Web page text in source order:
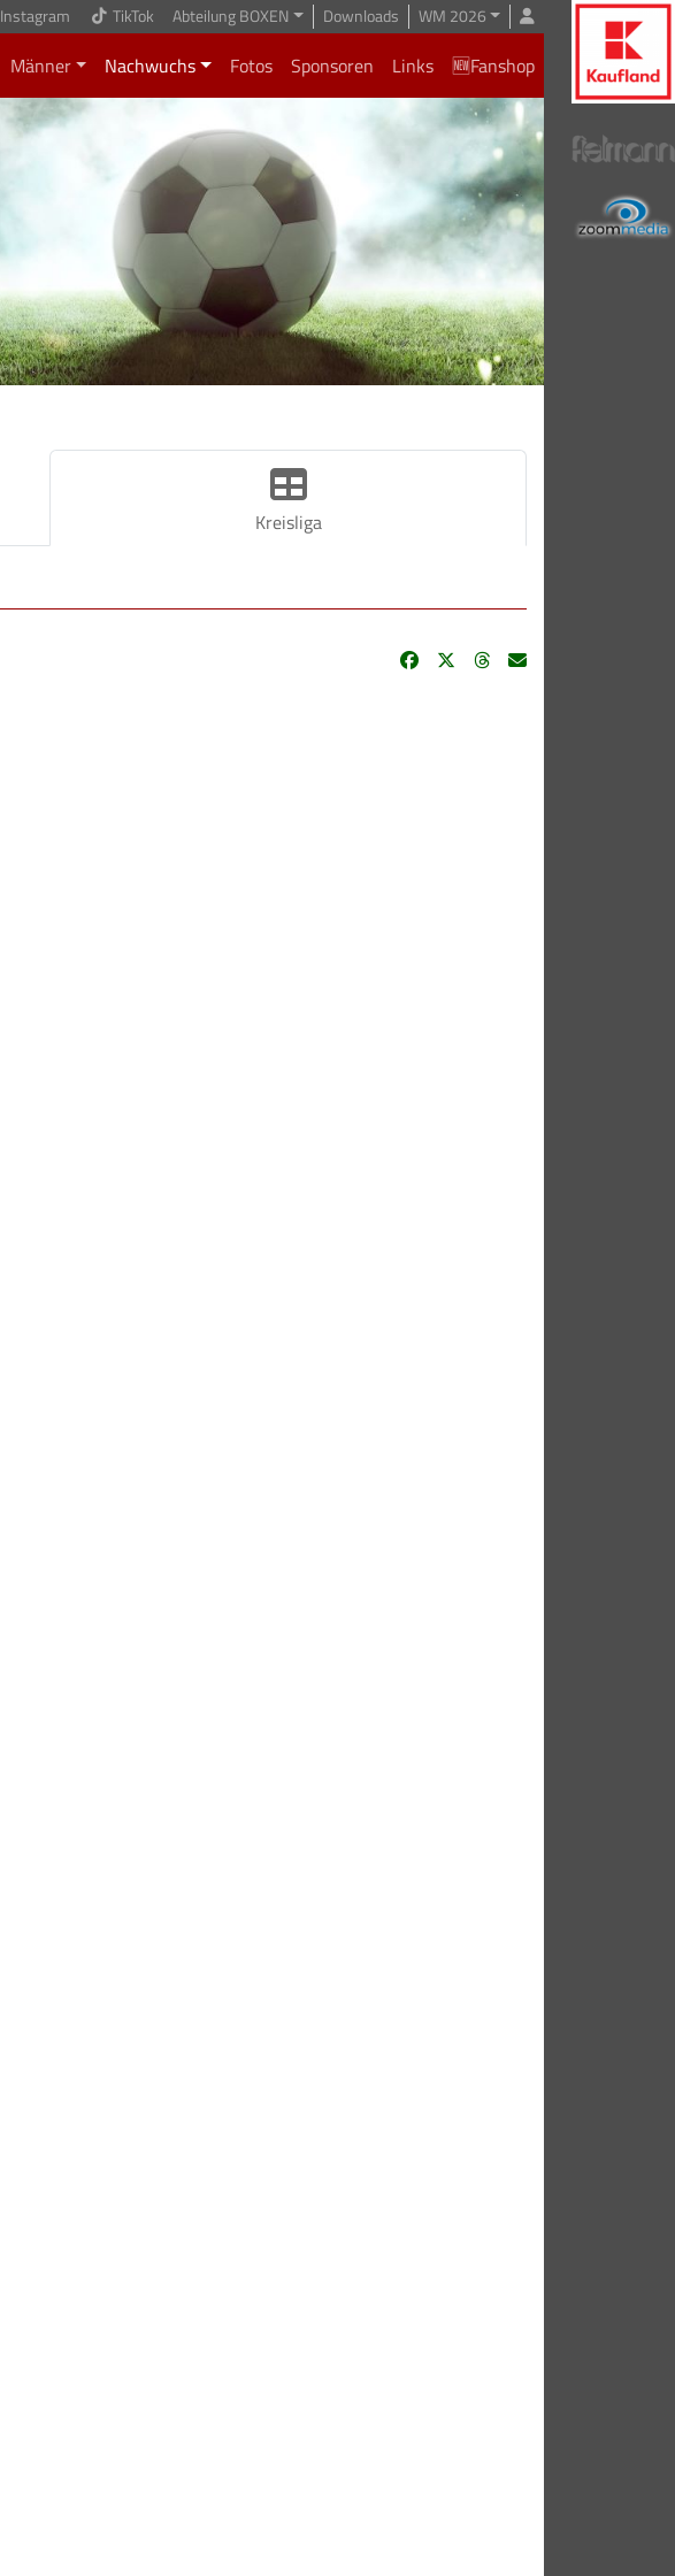
Instagram TikTok Abteilung BOXEN Downloads WM 2026
Männer Nachwuchs Fotos Sponsoren Links 🆕Fanshop
Kreisliga